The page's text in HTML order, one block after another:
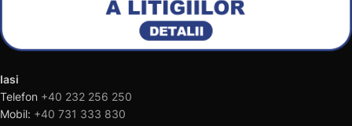
Iasi
Telefon +40 232 256 250
Mobil: +40 731 333 830